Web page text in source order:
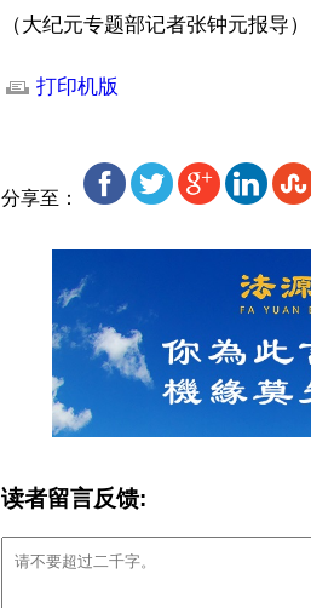
（大纪元专题部记者张钟元报导）
打印机版
分享至：
读者留言反馈: